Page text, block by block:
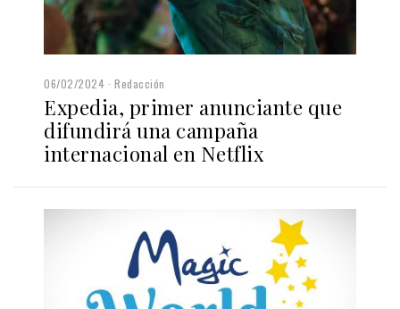
06/02/2024 Redacción
Expedia, primer anunciante que
difundirá una campaña
internacional en Netflix